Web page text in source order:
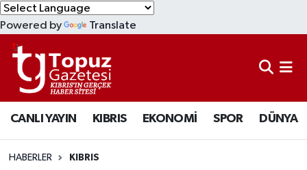
Powered by Translate
CANLI YAYIN KIBRIS EKONOMİ SPOR DÜNYA
HABERLER KIBRIS
KIBRIS
DÜNYA
EKONOMİ
MAGAZİN
Lefkoşa Nöbetçi Eczaneler
Lefkoşa Hava Durumu
Lefkoşa Trafik Yoğunluk Haritası
Süper Lig Puan Durumu ve Fikstür